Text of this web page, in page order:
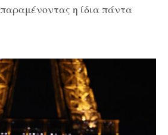
η ίδια πάντα